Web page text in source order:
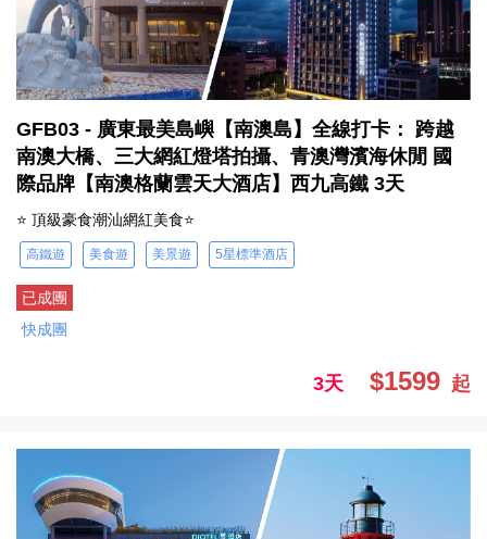
GFB03 - 廣東最美島嶼【南澳島】全線打卡： 跨越
南澳大橋、三大網紅燈塔拍攝、青澳灣濱海休閒 國
際品牌【南澳格蘭雲天大酒店】西九高鐵 3天
⭐ 頂級豪食潮汕網紅美食⭐
高鐵遊 美食遊 美景遊 5星標準酒店
已成團
快成團
3天 $1599 起